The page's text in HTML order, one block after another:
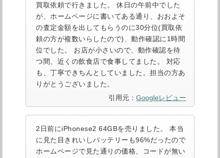
買取依頼で行きました。 休日の午前中でした
が、ホームページに書いてある通り、おおよそ
の査定金額を出してもらうのに30分位(買取依
頼の方が複数いらしたので)、動作確認に1時間
位でした。 お店が小さいので、動作確認を待
つ間、近くの飲食店で食事してました。 対応
も、丁寧できちんとしていました。担当の方あ
りがとうございました。
引用元： Googleレビュー
2日前にiPhonese2 64GBを売りました。 本当
に見た目きれいしバッテリーも96%だったので
ホームページで見た通りの価格、コードが無い